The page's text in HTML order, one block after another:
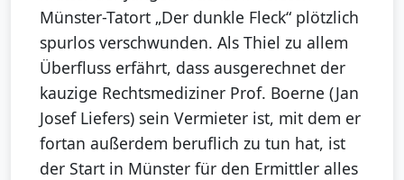
Münster-Tatort „Der dunkle Fleck“ plötzlich
spurlos verschwunden. Als Thiel zu allem
Überfluss erfährt, dass ausgerechnet der
kauzige Rechtsmediziner Prof. Boerne (Jan
Josef Liefers) sein Vermieter ist, mit dem er
fortan außerdem beruflich zu tun hat, ist
der Start in Münster für den Ermittler alles